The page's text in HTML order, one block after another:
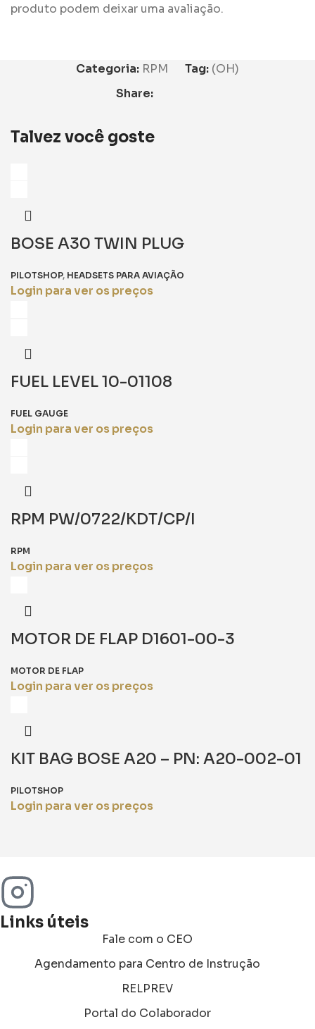
produto podem deixar uma avaliação.
Categoria: RPM Tag: (OH)
Share:
Talvez você goste
BOSE A30 TWIN PLUG
PILOTSHOP, HEADSETS PARA AVIAÇÃO
Login para ver os preços
FUEL LEVEL 10-01108
FUEL GAUGE
Login para ver os preços
RPM PW/0722/KDT/CP/I
RPM
Login para ver os preços
MOTOR DE FLAP D1601-00-3
MOTOR DE FLAP
Login para ver os preços
KIT BAG BOSE A20 – PN: A20-002-01
PILOTSHOP
Login para ver os preços
Links úteis
Fale com o CEO
Agendamento para Centro de Instrução
RELPREV
Portal do Colaborador